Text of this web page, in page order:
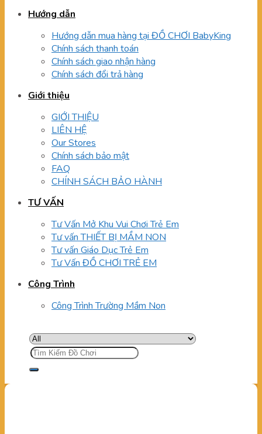
Hướng dẫn
Hướng dẫn mua hàng tại ĐỒ CHƠI BabyKing
Chính sách thanh toán
Chính sách giao nhận hàng
Chính sách đổi trả hàng
Giới thiệu
GIỚI THIỆU
LIÊN HỆ
Our Stores
Chính sách bảo mật
FAQ
CHÍNH SÁCH BẢO HÀNH
TƯ VẤN
Tư Vấn Mở Khu Vui Chơi Trẻ Em
Tư vấn THIẾT BỊ MẦM NON
Tư vấn Giáo Dục Trẻ Em
Tư Vấn ĐỒ CHƠI TRẺ EM
Công Trình
Công Trình Trường Mầm Non
Tìm
kiếm: